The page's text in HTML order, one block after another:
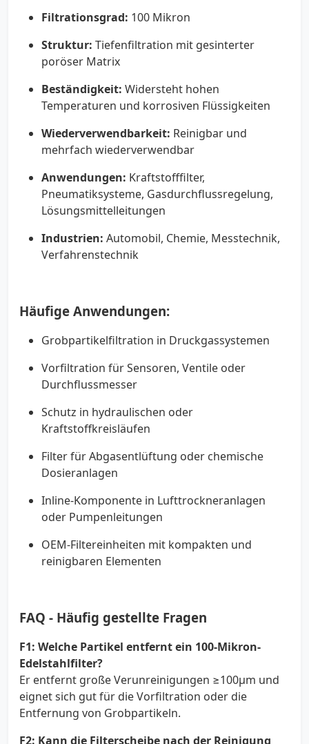
Filtrationsgrad: 100 Mikron
Struktur: Tiefenfiltration mit gesinterter
poröser Matrix
Beständigkeit: Widersteht hohen
Temperaturen und korrosiven Flüssigkeiten
Wiederverwendbarkeit: Reinigbar und
mehrfach wiederverwendbar
Anwendungen: Kraftstofffilter,
Pneumatiksysteme, Gasdurchflussregelung,
Lösungsmittelleitungen
Industrien: Automobil, Chemie, Messtechnik,
Verfahrenstechnik
Häufige Anwendungen:
Grobpartikelfiltration in Druckgassystemen
Vorfiltration für Sensoren, Ventile oder
Durchflussmesser
Schutz in hydraulischen oder
Kraftstoffkreisläufen
Filter für Abgasentlüftung oder chemische
Dosieranlagen
Inline-Komponente in Lufttrockneranlagen
oder Pumpenleitungen
OEM-Filtereinheiten mit kompakten und
reinigbaren Elementen
FAQ - Häufig gestellte Fragen
F1: Welche Partikel entfernt ein 100-Mikron-
Edelstahlfilter?
Er entfernt große Verunreinigungen ≥100µm und
eignet sich gut für die Vorfiltration oder die
Entfernung von Grobpartikeln.
F2: Kann die Filterscheibe nach der Reinigung